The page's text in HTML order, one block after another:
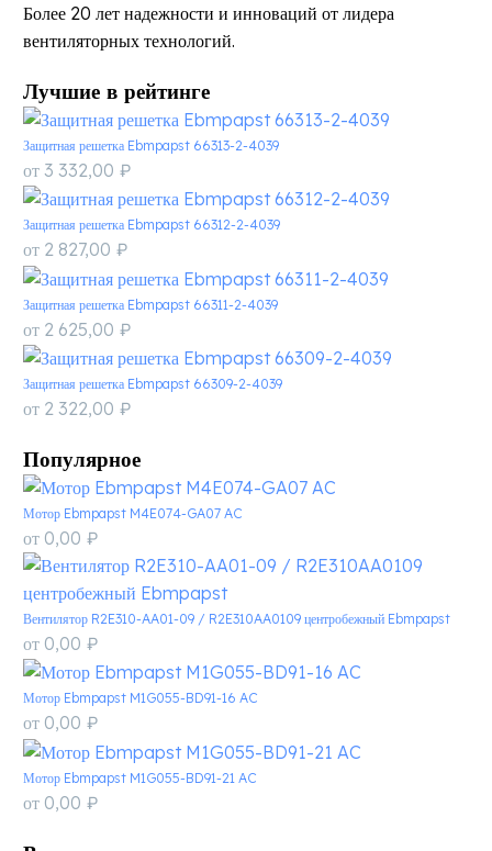
Более 20 лет надежности и инноваций от лидера
вентиляторных технологий.
Лучшие в рейтинге
Защитная решетка Ebmpapst 66313-2-4039
от 3 332,00 ₽
Защитная решетка Ebmpapst 66312-2-4039
от 2 827,00 ₽
Защитная решетка Ebmpapst 66311-2-4039
от 2 625,00 ₽
Защитная решетка Ebmpapst 66309-2-4039
от 2 322,00 ₽
Популярное
Мотор Ebmpapst M4E074-GA07 AC
от 0,00 ₽
Вентилятор R2E310-AA01-09 / R2E310AA0109 центробежный Ebmpapst
от 0,00 ₽
Мотор Ebmpapst M1G055-BD91-16 AC
от 0,00 ₽
Мотор Ebmpapst M1G055-BD91-21 AC
от 0,00 ₽